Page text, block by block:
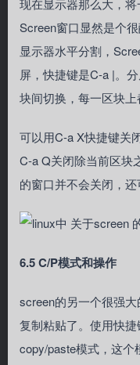
现在显示器那么大，
Screen窗口显然是个
显示器水平分割，
屏，快捷键是C-a |。
块间切换，每一区块上
可以用C-a X快捷键关
C-a Q关闭除当前区块
的窗口并不会关闭，还
6.5 C/P模式和操作
screen的另一个很强
复制粘贴了。使用快
copy/paste模式，这